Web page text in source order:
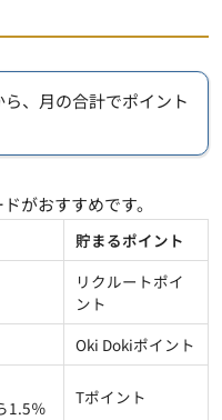
ら、月の合計でポイント
がおすすめです。
貯まるポイント
リクルートポイ
ント
Oki Dokiポイント
1.5％
Tポイント